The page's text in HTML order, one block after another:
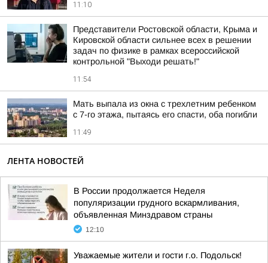
11:10
Представители Ростовской области, Крыма и
Кировской области сильнее всех в решении
задач по физике в рамках всероссийской
контрольной "Выходи решать!"
11:54
Мать выпала из окна с трехлетним ребенком
с 7-го этажа, пытаясь его спасти, оба погибли
11:49
ЛЕНТА НОВОСТЕЙ
В России продолжается Неделя
популяризации грудного вскармливания,
объявленная Минздравом страны
12:10
Уважаемые жители и гости г.о. Подольск!